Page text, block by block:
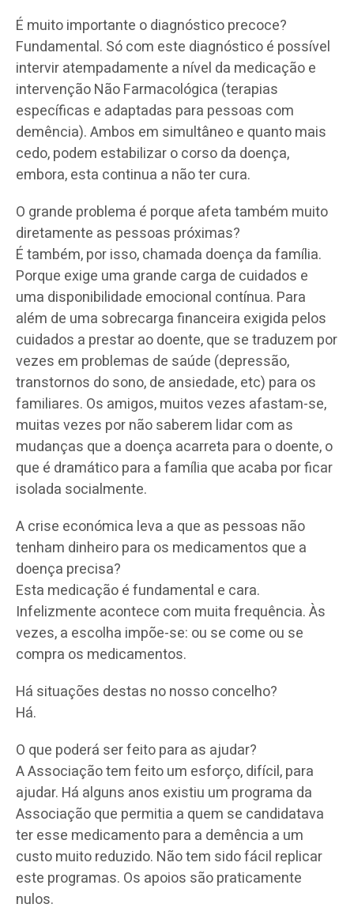
É muito importante o diagnóstico precoce?
Fundamental. Só com este diagnóstico é possível
intervir atempadamente a nível da medicação e
intervenção Não Farmacológica (terapias
específicas e adaptadas para pessoas com
demência). Ambos em simultâneo e quanto mais
cedo, podem estabilizar o corso da doença,
embora, esta continua a não ter cura.
O grande problema é porque afeta também muito
diretamente as pessoas próximas?
É também, por isso, chamada doença da família.
Porque exige uma grande carga de cuidados e
uma disponibilidade emocional contínua. Para
além de uma sobrecarga financeira exigida pelos
cuidados a prestar ao doente, que se traduzem por
vezes em problemas de saúde (depressão,
transtornos do sono, de ansiedade, etc) para os
familiares. Os amigos, muitos vezes afastam-se,
muitas vezes por não saberem lidar com as
mudanças que a doença acarreta para o doente, o
que é dramático para a família que acaba por ficar
isolada socialmente.
A crise económica leva a que as pessoas não
tenham dinheiro para os medicamentos que a
doença precisa?
Esta medicação é fundamental e cara.
Infelizmente acontece com muita frequência. Às
vezes, a escolha impõe-se: ou se come ou se
compra os medicamentos.
Há situações destas no nosso concelho?
Há.
O que poderá ser feito para as ajudar?
A Associação tem feito um esforço, difícil, para
ajudar. Há alguns anos existiu um programa da
Associação que permitia a quem se candidatava
ter esse medicamento para a demência a um
custo muito reduzido. Não tem sido fácil replicar
este programas. Os apoios são praticamente
nulos.